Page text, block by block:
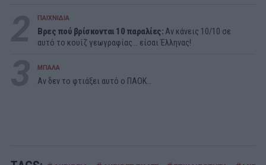
ΠΑΙΧΝΙΔΙΑ
Βρες πού βρίσκονται 10 παραλίες: Αν κάνεις 10/10 σε
αυτό το κουίζ γεωγραφίας... είσαι Έλληνας!
ΜΠΑΛΑ
Αν δεν το φτιάξει αυτό ο ΠΑΟΚ…